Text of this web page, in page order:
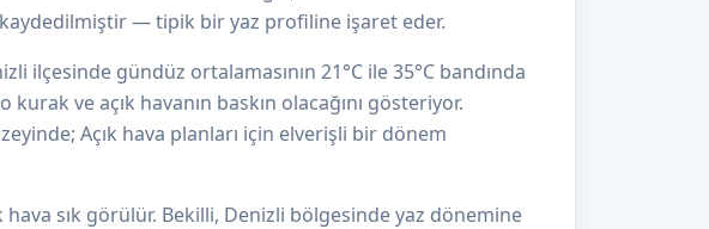
— tipik bir yaz profiline işaret eder.
ilçesinde gündüz ortalamasının 21°C ile 35°C bandında
ve açık havanın baskın olacağını gösteriyor.
Açık hava planları için elverişli bir dönem
hava sık görülür. Bekilli, Denizli bölgesinde yaz dönemine